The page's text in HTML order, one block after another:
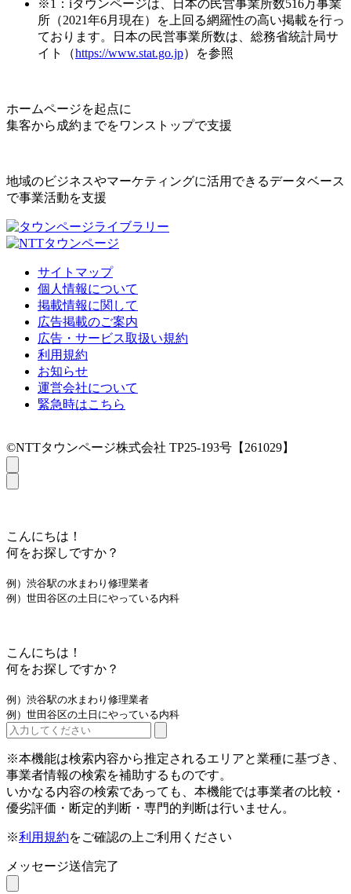
※1：iタウンページは、日本の民営事業所数516万事業
所（2021年6月現在）を上回る網羅性の高い掲載を行っ
ております。日本の民営事業所数は、総務省統計局サ
イト（https://www.stat.go.jp）を参照
ホームページを起点に
集客から成約までをワンストップで支援
地域のビジネスやマーケティングに活用できるデータベース
で事業活動を支援
サイトマップ
個人情報について
掲載情報に関して
広告掲載のご案内
広告・サービス取扱い規約
利用規約
お知らせ
運営会社について
緊急時はこちら
©NTTタウンページ株式会社 TP25-193号【261029】
こんにちは！
何をお探しですか？
例）渋谷駅の水まわり修理業者
例）世田谷区の土日にやっている内科
こんにちは！
何をお探しですか？
例）渋谷駅の水まわり修理業者
例）世田谷区の土日にやっている内科
※本機能は検索内容から推定されるエリアと業種に基づき、
事業者情報の検索を補助するものです。
いかなる内容の検索であっても、本機能では事業者の比較・
優劣評価・断定的判断・専門的判断は行いません。
※利用規約をご確認の上ご利用ください
メッセージ送信完了